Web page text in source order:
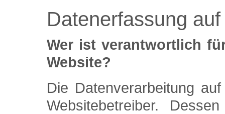
Datenerfassung
Wer ist verantwortlich
Website?
Die Datenverarbeitung
Websitebetreiber.